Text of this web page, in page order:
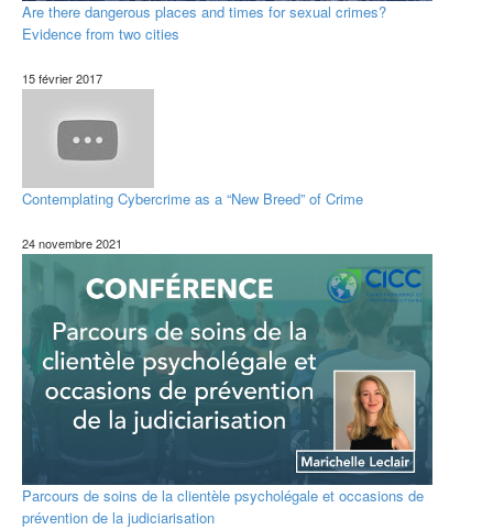
Are there dangerous places and times for sexual crimes?
Evidence from two cities
15 février 2017
Contemplating Cybercrime as a “New Breed” of Crime
24 novembre 2021
Parcours de soins de la clientèle psycholégale et occasions de
prévention de la judiciarisation